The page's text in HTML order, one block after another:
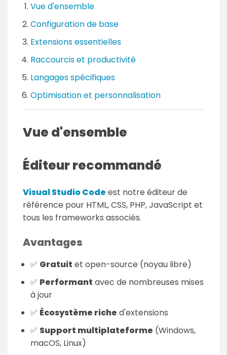
Vue d'ensemble
Configuration de base
Extensions essentielles
Raccourcis et productivité
Langages spécifiques
Optimisation et personnalisation
Vue d'ensemble
Éditeur recommandé
Visual Studio Code est notre éditeur de
référence pour HTML, CSS, PHP, JavaScript et
tous les frameworks associés.
Avantages
✅ Gratuit et open-source (noyau libre)
✅ Performant avec de nombreuses mises
à jour
✅ Écosystème riche d'extensions
✅ Support multiplateforme (Windows,
macOS, Linux)